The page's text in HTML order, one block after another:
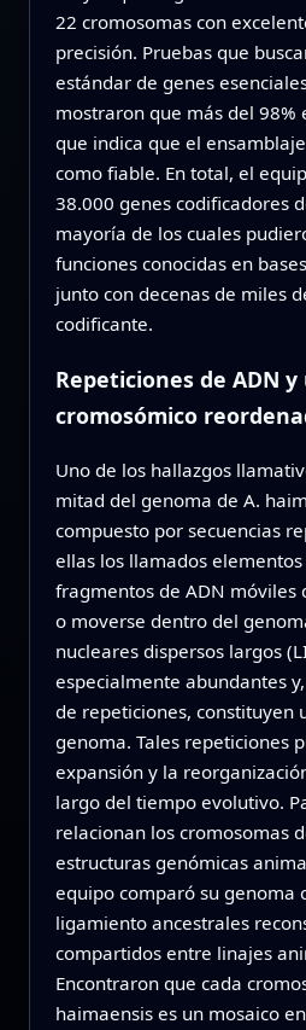
22 cromosomas con
precisión. Pruebas que
estándar de genes
mostraron que más del 98%
que indica que el
como fiable. En total, el
38.000 genes codificadores
mayoría de los cuales
funciones conocidas en
junto con decenas de miles
codificante.
Repeticiones de ADN
cromosómico
Uno de los hallazgos
mitad del genoma de A.
compuesto por secuencias
ellas los llamados
fragmentos de ADN móviles
o moverse dentro del
nucleares dispersos largos
especialmente abundantes
de repeticiones, constituyen
genoma. Tales repeticiones
expansión y la
largo del tiempo evolutivo.
relacionan los cromosomas
estructuras genómicas
equipo comparó su genoma
ligamiento ancestrales
compartidos entre linajes
Encontraron que cada
haimaensis es un mosaico